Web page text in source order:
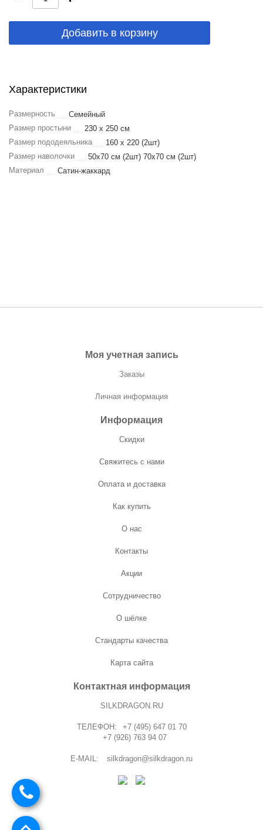
Добавить в корзину
Характеристики
Размерность
Семейный
Размер простыни
230 х 250 см
Размер пододеяльника
160 х 220 (2шт)
Размер наволочки
50х70 см (2шт) 70х70 см (2шт)
Материал
Сатин-жаккард
Моя учетная запись
Заказы
Личная информация
Информация
Скидки
Свяжитесь с нами
Оплата и доставка
Как купить
О нас
Контакты
Акции
Сотрудничество
О шёлке
Стандарты качества
Карта сайта
Контактная информация
SILKDRAGON.RU
ТЕЛЕФОН:
+7 (495) 647 01 70
+7 (926) 763 94 07
E-MAIL: silkdragon@silkdragon.ru